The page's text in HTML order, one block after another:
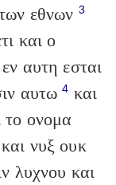
εθνων 3
και ο
αυτη εσται
αυτω4 και
το ονομα
νυξ ουκ
λυχνου και